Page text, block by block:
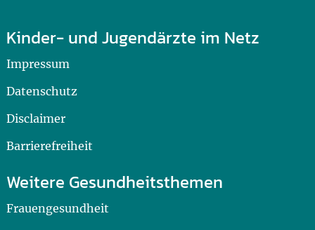
Kinder- und Jugendärzte im Netz
Impressum
Datenschutz
Disclaimer
Barrierefreiheit
Weitere Gesundheitsthemen
Frauengesundheit